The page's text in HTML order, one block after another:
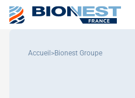
Accueil >Bionest Groupe